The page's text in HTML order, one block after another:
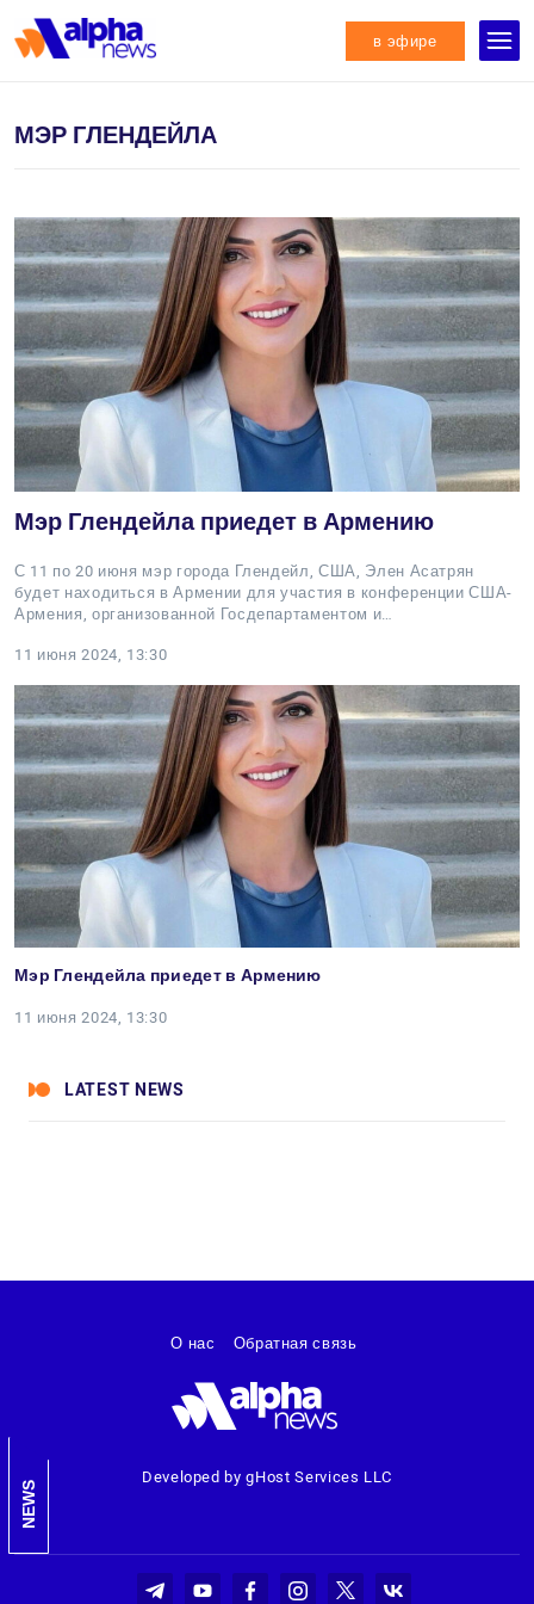
в эфире
МЭР ГЛЕНДЕЙЛА
Мэр Глендейла приедет в Армению
С 11 по 20 июня мэр города Глендейл, США, Элен Асатрян
будет находиться в Армении для участия в конференции США-
Армения, организованной Госдепартаментом и…
11 июня 2024, 13:30
Мэр Глендейла приедет в Армению
11 июня 2024, 13:30
LATEST NEWS
NEWS
Developed by gHost Services LLC
О нас Обратная связь